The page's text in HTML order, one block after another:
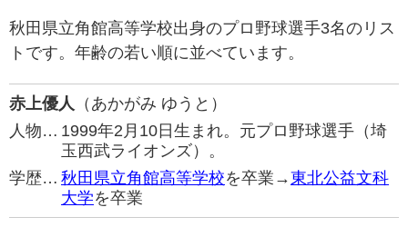
秋田県立角館高等学校出身のプロ野球選手3名のリス
トです。年齢の若い順に並べています。
赤上優人 （あかがみ ゆうと）
人物… 1999年2月10日生まれ。元プロ野球選手（埼
玉西武ライオンズ）。
学歴… 秋田県立角館高等学校を卒業→東北公益文科
大学を卒業